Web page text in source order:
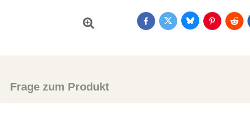
FacebookTwitterBlueskyPinterest
Frage zum Produkt